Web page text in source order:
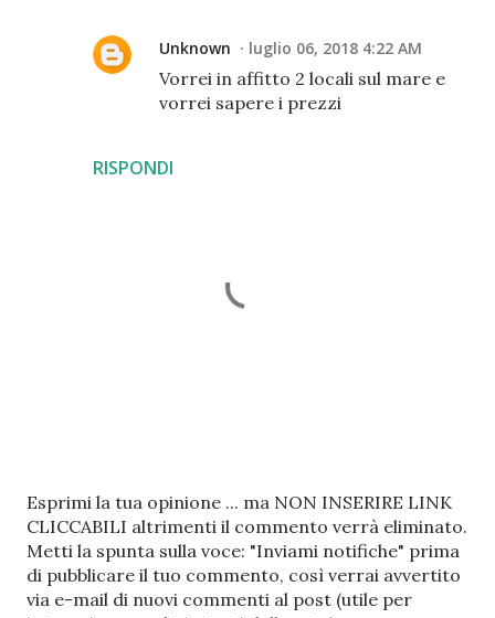
RISPONDI
Unknown luglio 06, 2018 4:22 AM
Vorrei in affitto 2 locali sul mare e
vorrei sapere i prezzi
P
o
s
t
a
Esprimi la tua opinione ... ma NON INSERIRE LINK
CLICCABILI altrimenti il commento verrà eliminato.
Metti la spunta sulla voce: "Inviami notifiche" prima
di pubblicare il tuo commento, così verrai avvertito
via e-mail di nuovi commenti al post (utile per